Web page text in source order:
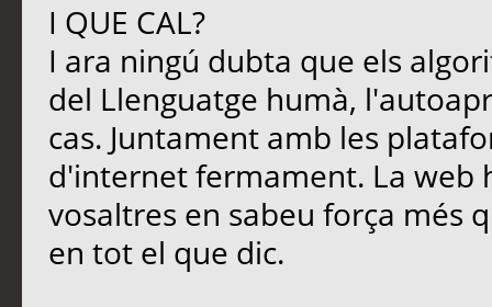
I QUE CAL?
I ara ningú dubta que els
del Llenguatge humà,
cas. Juntament amb les
d'internet fermament. La web
vosaltres en sabeu força més
en tot el que dic.